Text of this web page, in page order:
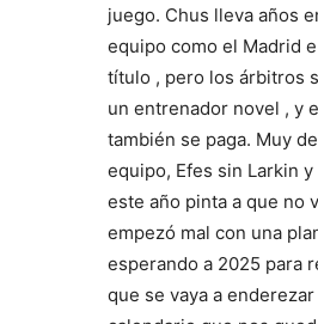
juego. Chus lleva años
equipo como el Madrid
título , pero los árbitros
un entrenador novel , y
también se paga. Muy
equipo, Efes sin Larkin
este año pinta a que no
empezó mal con una
esperando a 2025 para
que se vaya a